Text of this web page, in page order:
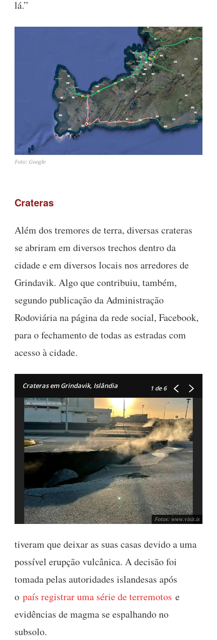
lá.”
Foto: Google
Crateras
Além dos tremores de terra, diversas crateras
se abriram em diversos trechos dentro da
cidade e em diversos locais nos arredores de
Grindavik. Algo que contribuiu, também,
segundo publicação da Administração
Rodoviária na página da rede social, Facebook,
para o fechamento de todas as estradas com
acesso à cidade.
Crateras em Grindavik, Islândia 1 de 6
Fotos: www.visir.is
tiveram que deixar as suas casas devido a uma
possível erupção vulcânica. A decisão foi
tomada pelas autoridades islandesas após
o país registrar uma série de terremotos e
evidências de magma se espalhando no
subsolo.